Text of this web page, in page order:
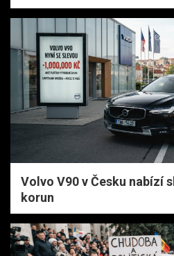
Volvo V90 v Česku nabízí
korun